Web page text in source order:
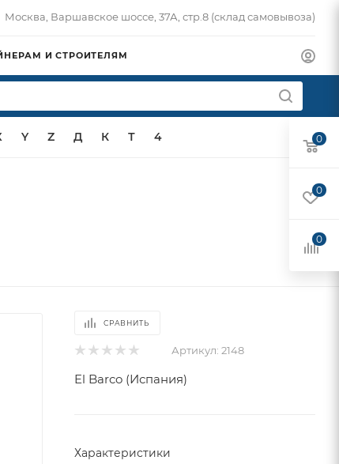
Москва, Варшавское шоссе, 37А, стр.8 (склад самовывоза)
И СТРОИТЕЛЯМ
Y Z Д К Т 4
СРАВНИТЬ
Артикул: 2148
El Barco (Испания)
Характеристики
0
0
0